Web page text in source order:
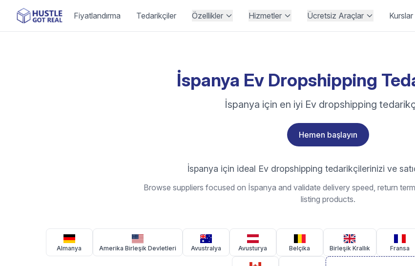
Fiyatlandırma Tedarikçiler Özellikler Hizmetler Ücretsiz Araçlar Kurslar
İspanya Ev Dropshipping
İspanya için en iyi Ev dropshipping
Hemen başlayın
İspanya için ideal Ev dropshipping tedarikçilerinizi ve
Browse suppliers focused on İspanya and validate delivery speed, return
listing products.
Almanya Amerika Birleşik Devletleri Avustralya Avusturya Belçika Birleşik Krallık Fransa